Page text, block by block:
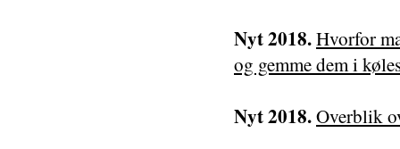
Nyt 2018.Hvorfor
og gemme dem i
Nyt 2018.Overblik